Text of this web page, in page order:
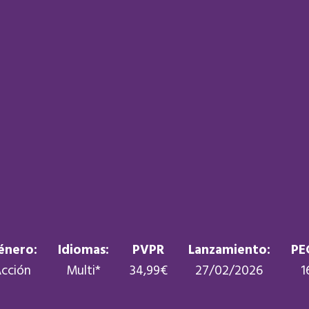
Idiomas:
Multi*
PVPR
34,99€
Lanzamiento:
27/02/2026